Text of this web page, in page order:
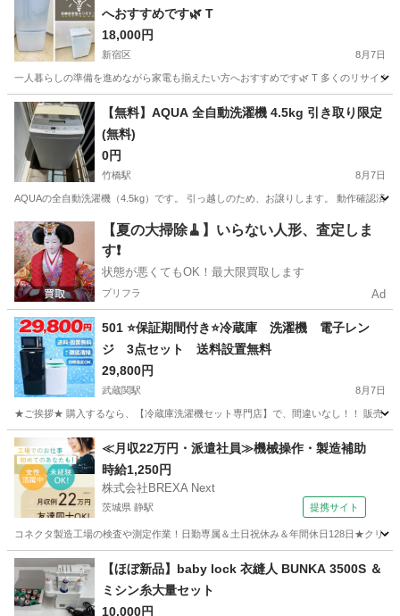
へおすすめです🌿 T
18,000円
新宿区 8月7日
一人暮らしの準備を進めながら家電も揃えたい方へおすすめです🌿 T 多くのリサイ
東京 新宿区 生活家電
【無料】AQUA 全自動洗濯機 4.5kg 引き取り限定
(無料)
0円
竹橋駅 8月7日
AQUAの全自動洗濯機（4.5kg）です。 引っ越しのため、お譲りします。 動作確認済
東京 千代田区 竹橋駅 生活家電
【夏の大掃除🧹】いらない人形、査定しま
す❗️
状態が悪くてもOK！最大限買取します
プリフラ Ad
501 ⭐️保証期間付き⭐️冷蔵庫 洗濯機 電子レン
ジ 3点セット 送料設置無料
29,800円
武蔵関駅 8月7日
★ご挨拶★ 購入するなら、【冷蔵庫洗濯機セット専門店】で、間違いなし！！ 販売セ
東京 練馬区 武蔵関駅 キッチン家電 商品
≪月収22万円・派遣社員≫機械操作・製造補助
時給1,250円
株式会社BREXA Next
茨城県 静駅 提携サイト
コネクタ製造工場の検査や測定作業！日勤専属＆土日祝休み＆年間休日128日★クリ
茨城 常陸大宮市 静駅
【ほぼ新品】baby lock 衣縫人 BUNKA 3500S ＆
ミシン糸大量セット
10,000円